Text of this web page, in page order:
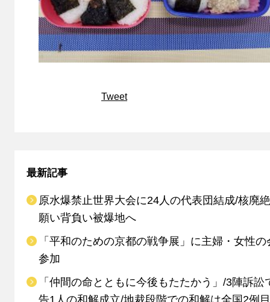
Tweet
最新記事
原水爆禁止世界大会に24人の代表団結成/核廃
願い背負い被爆地へ
「平和のための京都の戦争展」に主婦・女性の
参加
「仲間の命とともに今後もたたかう」/3陣訴訟